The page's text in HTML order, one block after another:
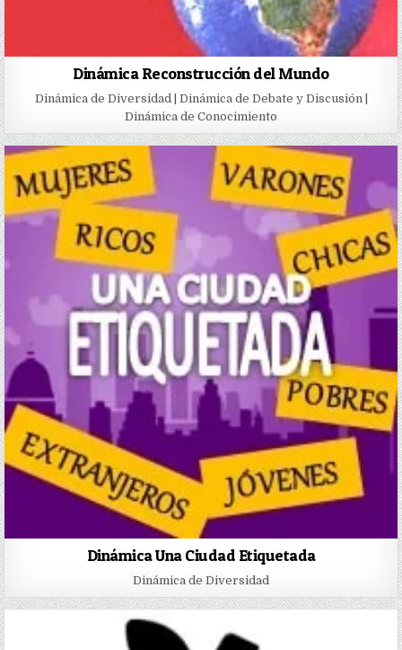
Dinámica Reconstrucción del Mundo
Dinámica de Diversidad | Dinámica de Debate y Discusión |
Dinámica de Conocimiento
Dinámica Una Ciudad Etiquetada
Dinámica de Diversidad